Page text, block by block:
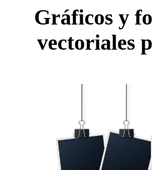
Gráficos y
vectoriales